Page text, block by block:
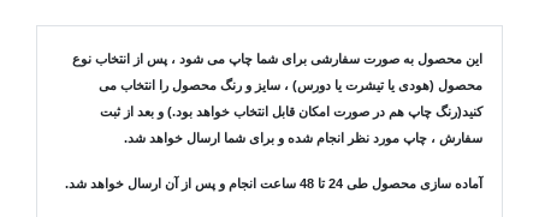
این محصول به صورت سفارشی برای شما چاپ می شود ، پس از انتخاب نوع
محصول (هودی یا تیشرت یا دورس) ، سایز و رنگ محصول را انتخاب می
کنید(رنگ چاپ هم در صورت امکان قابل انتخاب خواهد بود.) و بعد از ثبت
سفارش ، چاپ مورد نظر انجام شده و برای شما ارسال خواهد شد.
آماده سازی محصول طی 24 تا 48 ساعت انجام و پس از آن ارسال خواهد شد.